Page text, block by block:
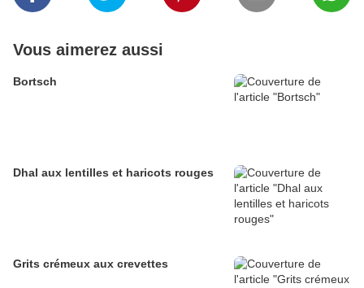
Vous aimerez aussi
Bortsch
Dhal aux lentilles et haricots rouges
Grits crémeux aux crevettes